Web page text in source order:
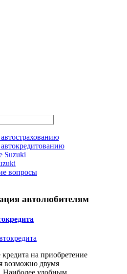
Suzuki
вопросы
автолюбителям
на приобретение
возможно двумя